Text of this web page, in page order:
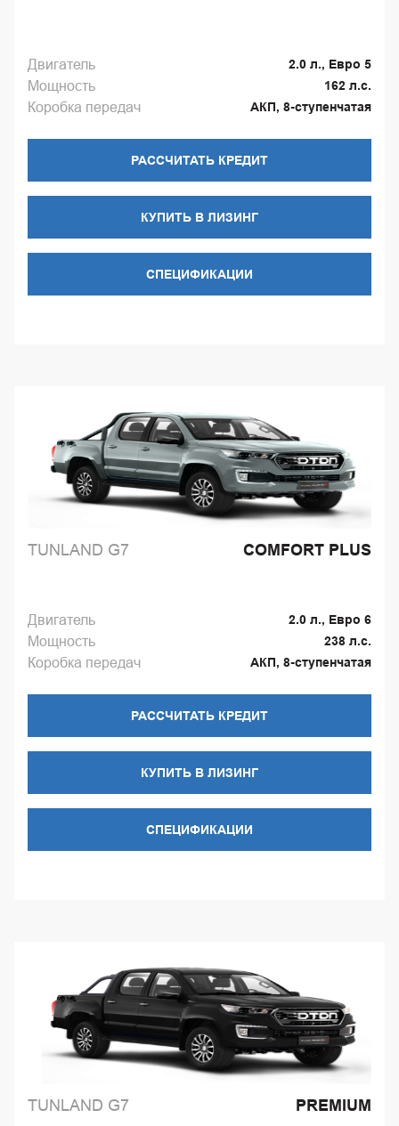
Двигатель 2.0 л., Евро 5
Мощность 162 л.с.
Коробка передач АКП, 8-ступенчатая
РАССЧИТАТЬ КРЕДИТ
КУПИТЬ В ЛИЗИНГ
СПЕЦИФИКАЦИИ
TUNLAND G7 COMFORT PLUS
Двигатель 2.0 л., Евро 6
Мощность 238 л.с.
Коробка передач АКП, 8-ступенчатая
РАССЧИТАТЬ КРЕДИТ
КУПИТЬ В ЛИЗИНГ
СПЕЦИФИКАЦИИ
TUNLAND G7 PREMIUM